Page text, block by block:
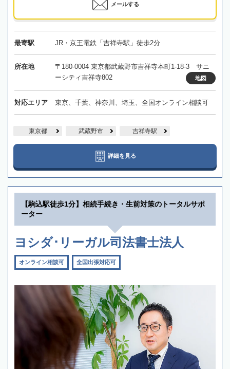
メールする
最寄駅 JR・京王電鉄「吉祥寺駅」徒歩2分
所在地
〒180-0004 東京都武蔵野市吉祥寺本町1-18-3 サニ
ーシティ吉祥寺802
地図
対応エリア 東京、千葉、神奈川、埼玉、全国オンライン相談可
東京都 武蔵野市 吉祥寺駅
詳細を見る
【駒込駅徒歩1分】相続手続き・生前対策のトータルサポ
ーター
ヨシダ･リーガル司法書士法人
オンライン相談可 全国出張対応可